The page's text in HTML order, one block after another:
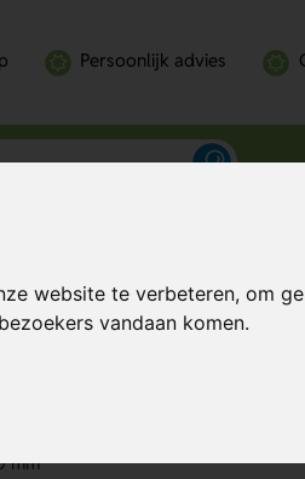
website te verbeteren, om
vandaan komen.
Persoonlijk advies
mijn prijs Al vanaf€ 0,74